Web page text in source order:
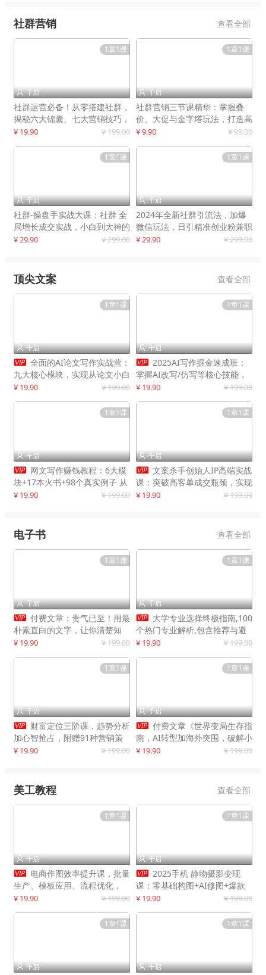
社群营销 查看全部
1章1课
 千启
社群运营必备！从零搭建社群，
揭秘六大锦囊、七大营销技巧，
打造火爆社群
¥ 19.90 ¥ 199.00
1章1课
 千启
社群营销三节课精华：掌握叠
价、大促与金字塔玩法，打造高
效营销体系
¥ 9.90 ¥ 99.00
1章1课
 千启
社群-操盘手实战大课：社群 全
局增长成交实战，小白到大神的
进阶之路
¥ 29.90 ¥ 299.00
1章1课
 千启
2024年全新社群引流法，加爆
微信玩法，日引精准创业粉兼职
粉200+
¥ 29.90 ¥ 299.00
顶尖文案 查看全部
1章1课
 千启
 全面的AI论文写作实战营：
九大核心模块，实现从论文小白
到高效产出的跨越
¥ 19.90 ¥ 199.00
1章1课
 千启
 2025AI写作掘金速成班：
掌握AI改写/仿写等核心技能，
实现单篇文案变现500+
¥ 19.90 ¥ 199.00
1章1课
 千启
 网文写作赚钱教程：6大模
块+17本火书+98个真实例子 从
入门到精通实战方法
¥ 19.90 ¥ 199.00
1章1课
 千启
 文案杀手创始人IP高端实战
课：突破高客单成交瓶颈，实现
IP商业价值最大化
¥ 19.90 ¥ 199.00
电子书 查看全部
1章1课
 千启
 付费文章：贵气已至！用最
朴素直白的文字，让你清楚知
道，该如何接住这一次时代的泼
¥ 19.90 ¥ 199.00
1章1课
 千启
 大学专业选择终极指南,100
个热门专业解析,包含推荐与避
雷实用建议
¥ 19.90 ¥ 199.00
1章1课
 千启
 财富定位三阶课，趋势分析
加心智抢占，附赠91种营销策
略模型
¥ 19.90 ¥ 199.00
1章1课
 千启
 付费文章《世界变局生存指
南，AI转型加海外突围，破解小
城市生存陷阱》
¥ 19.90 ¥ 199.00
美工教程 查看全部
1章1课
 千启
 电商作图效率提升课，批量
生产、模板应用、流程优化，
20+细分品类实操案例，月赚3
¥ 19.90 ¥ 199.00
1章1课
 千启
 2025手机 静物摄影变现
课：零基础构图+AI修图+爆款
创作
¥ 19.90 ¥ 199.00
1章1课
 千启
1章1课
 千启